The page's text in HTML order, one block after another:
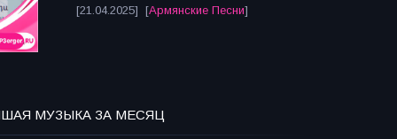
[21.04.2025] [Армянские Песни]
МУЗЫКА ЗА МЕСЯЦ